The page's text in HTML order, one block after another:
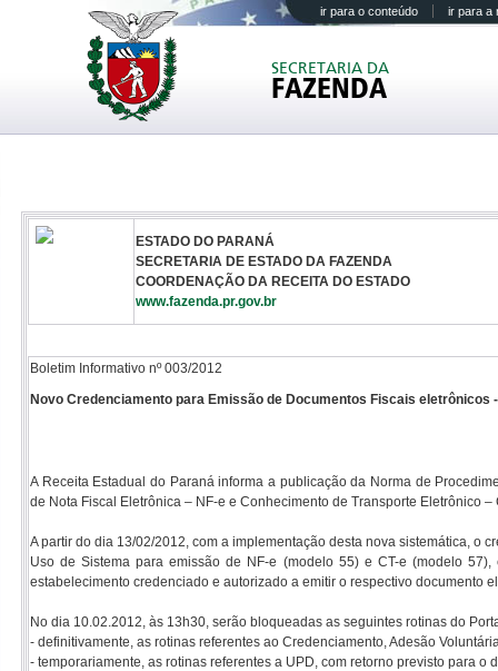
ir para o conteúdo ir para a
SECRETARIA DA
FAZENDA
ESTADO DO PARANÁ
SECRETARIA DE ESTADO DA FAZENDA
COORDENAÇÃO DA RECEITA DO ESTADO
www.fazenda.pr.gov.br
Boletim Informativo nº 003/2012
Novo Credenciamento para Emissão de Documentos Fiscais eletrônicos
A Receita Estadual do Paraná informa a publicação da Norma de
de Nota Fiscal Eletrônica – NF-e e Conhecimento de Transporte Eletrônico
A partir do dia 13/02/2012, com a implementação desta nova sistemática, o
Uso de Sistema para emissão de NF-e (modelo 55) e CT-e (modelo
estabelecimento credenciado e autorizado a emitir o respectivo documento
No dia 10.02.2012, às 13h30, serão bloqueadas as seguintes rotinas do
- definitivamente, as rotinas referentes ao Credenciamento, Adesão
- temporariamente, as rotinas referentes a UPD, com retorno previsto para o